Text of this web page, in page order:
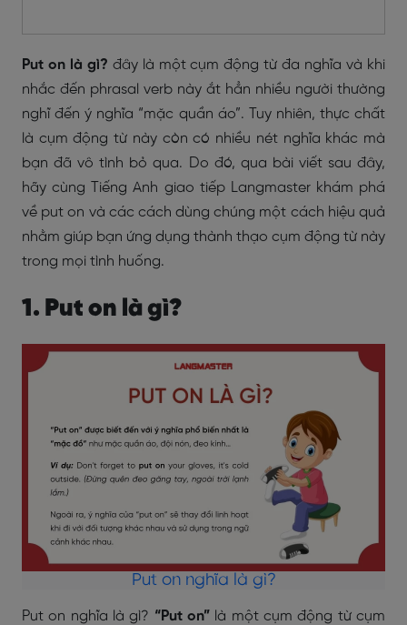
Put on là gì? đây là một cụm động từ đa nghĩa và khi
nhắc đến phrasal verb này ắt hẳn nhiều người thường
nghĩ đến ý nghĩa “mặc quần áo”. Tuy nhiên, thực chất
là cụm động từ này còn có nhiều nét nghĩa khác mà
bạn đã vô tình bỏ qua. Do đó, qua bài viết sau đây,
hãy cùng Tiếng Anh giao tiếp Langmaster khám phá
về put on và các cách dùng chúng một cách hiệu quả
nhằm giúp bạn ứng dụng thành thạo cụm động từ này
trong mọi tình huống.
1. Put on là gì?
Put on nghĩa là gì?
Put on nghĩa là gì? “Put on” là một cụm động từ cụm